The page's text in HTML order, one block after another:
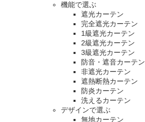
機能で選ぶ
遮光カーテン
完全遮光カーテン
1級遮光カーテン
2級遮光カーテン
3級遮光カーテン
防音・遮音カーテン
非遮光カーテン
遮熱断熱カーテン
防炎カーテン
洗えるカーテン
デザインで選ぶ
無地カーテン